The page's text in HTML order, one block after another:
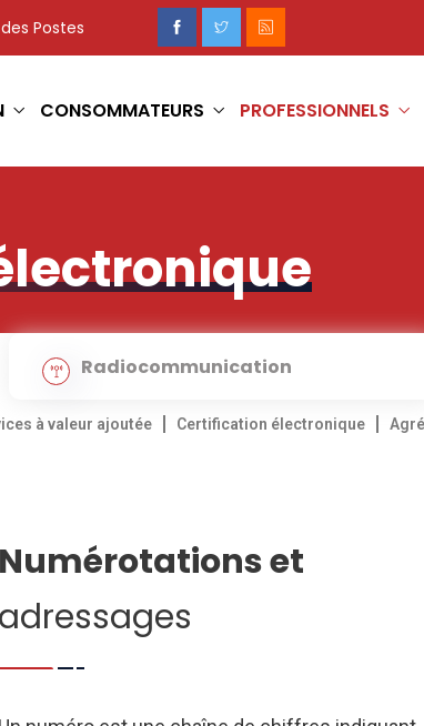
Postes
CONSOMMATEURS PROFESSIONNELS
Radiocommunication
à valeur ajoutée Certification électronique
Numérotations et
adressages